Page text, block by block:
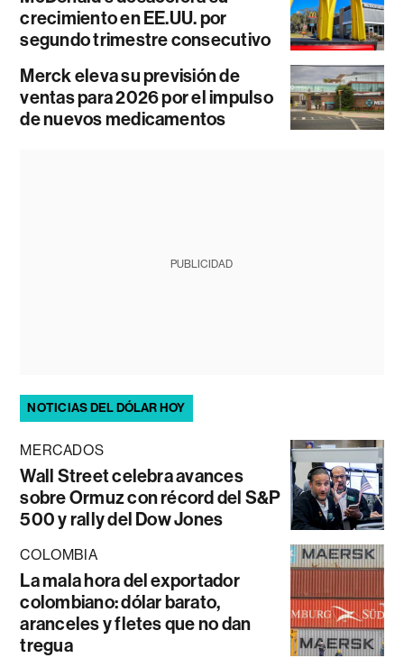
crecimiento en EE.UU. por
segundo trimestre consecutivo
Merck eleva su previsión de
ventas para 2026 por el impulso
de nuevos medicamentos
PUBLICIDAD
NOTICIAS DEL DÓLAR HOY
MERCADOS
Wall Street celebra avances
sobre Ormuz con récord del S&P
500 y rally del Dow Jones
COLOMBIA
La mala hora del exportador
colombiano: dólar barato,
aranceles y fletes que no dan
tregua